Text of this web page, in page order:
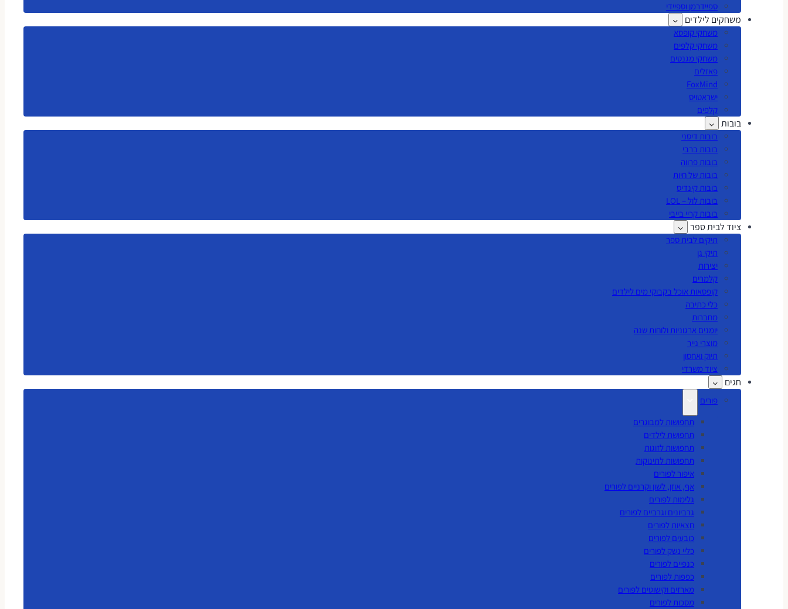
ספיידרמן וספיידי
משחקים לילדים
משחקי קופסא
משחקי קלפים
משחקי מגנטים
פאזלים
FoxMind
ישראטויס
קלפים
בובות
בובות דיסני
בובות ברבי
בובות פרווה
בובות של חיות
בובות קינדיס
בובות לול – LOL
בובות קריי בייבי
ציוד לבית ספר
תיקים לבית ספר
תיקי גן
יצירות
קלמרים
קופסאות אוכל בקבוקי מים לילדים
כלי כתיבה
מחברות
יומנים ארגוניות ולוחות שנה
מוצרי נייר
תיוק ואחסון
ציוד משרדי
חגים
פורים
תחפושות למבוגרים
תחפושת לילדים
תחפושות לזוגות
תחפושות לתינוקות
איפור לפורים
אף, אוזן, לשון וקרניים לפורים
גלימות לפורים
גרביונים וגרביים לפורים
חצאיות לפורים
כובעים לפורים
כליי נשק לפורים
כנפיים לפורים
כפפות לפורים
מארזים וקישוטים לפורים
מסכות לפורים